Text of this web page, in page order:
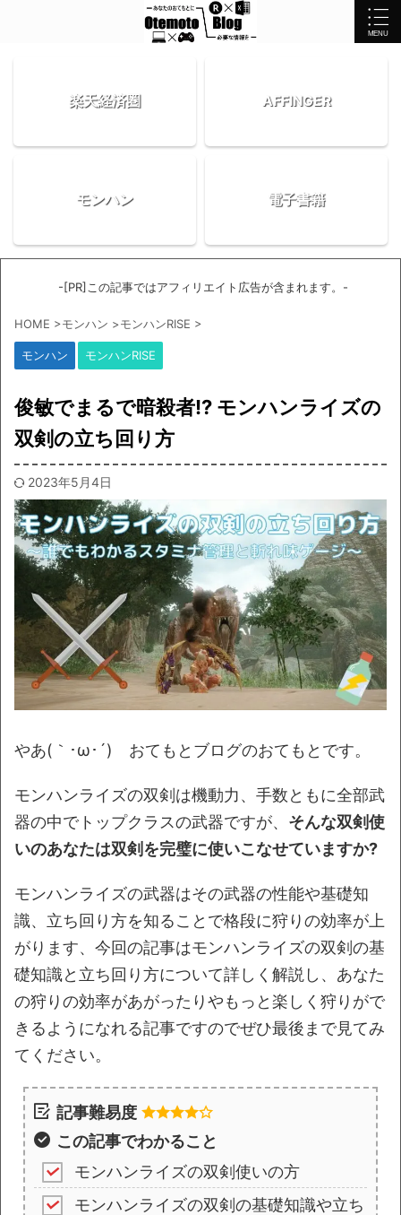
楽天経済圏 AFFINGER
モンハン 電子書籍
-[PR]この記事ではアフィリエイト広告が含まれます。-
HOME >モンハン >モンハンRISE >
モンハン モンハンRISE
俊敏でまるで暗殺者!? モンハンライズの
双剣の立ち回り方
2023年5月4日
やあ(｀･ω･´)ゞおてもとブログのおてもとです。
モンハンライズの双剣は機動力、手数ともに全部武
器の中でトップクラスの武器ですが、 そんな双剣使
いのあなたは双剣を完璧に使いこなせていますか?
モンハンライズの武器はその武器の性能や基礎知
識、立ち回り方を知ることで格段に狩りの効率が上
がります、今回の記事はモンハンライズの双剣の基
礎知識と立ち回り方について詳しく解説し、あなた
の狩りの効率があがったりやもっと楽しく狩りがで
きるようになれる記事ですのでぜひ最後まで見てみ
てください。
記事難易度
この記事でわかること
モンハンライズの双剣使いの方
モンハンライズの双剣の基礎知識や立ち